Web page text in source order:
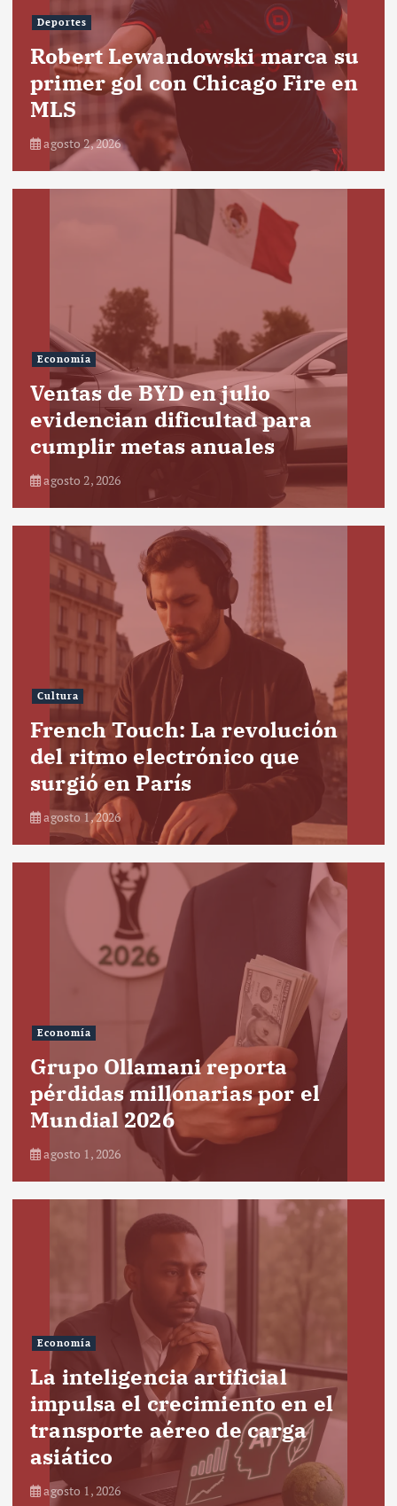
Deportes
Robert Lewandowski marca su
primer gol con Chicago Fire en
MLS
agosto 2, 2026
Economía
Ventas de BYD en julio
evidencian dificultad para
cumplir metas anuales
agosto 2, 2026
Cultura
French Touch: La revolución
del ritmo electrónico que
surgió en París
agosto 1, 2026
Economía
Grupo Ollamani reporta
pérdidas millonarias por el
Mundial 2026
agosto 1, 2026
Economía
La inteligencia artificial
impulsa el crecimiento en el
transporte aéreo de carga
asiático
agosto 1, 2026